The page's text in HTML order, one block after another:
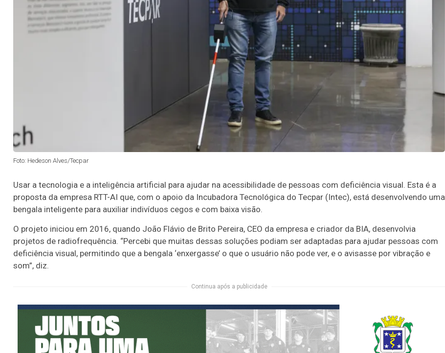
Foto: Hedeson Alves/Tecpar
Usar a tecnologia e a inteligência artificial para ajudar na acessibilidade de pessoas com deficiência visual. Esta é a
proposta da empresa RTT-AI que, com o apoio da Incubadora Tecnológica do Tecpar (Intec), está desenvolvendo uma
bengala inteligente para auxiliar indivíduos cegos e com baixa visão.
O projeto iniciou em 2016, quando João Flávio de Brito Pereira, CEO da empresa e criador da BIA, desenvolvia
projetos de radiofrequência. “Percebi que muitas dessas soluções podiam ser adaptadas para ajudar pessoas com
deficiência visual, permitindo que a bengala ‘enxergasse’ o que o usuário não pode ver, e o avisasse por vibração e
som”, diz.
Continua após a publicidade